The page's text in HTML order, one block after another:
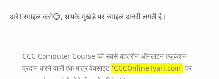
अरे! स्माइल करो😊, आपके मुखड़े पर स्माइल अच्छी लगती है।
CCC Computer Course की सबसे बहतरीन ऑनलाइन एजुकेशन
प्रदान करने वाली एक मात्र वेबसाइट 'CCCOnlineTyari.com' पर